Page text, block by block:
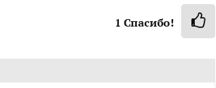
1 Спасибо!